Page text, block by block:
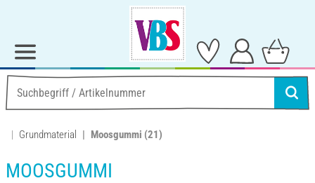
Grundmaterial Moosgummi (21)
MOOSGUMMI